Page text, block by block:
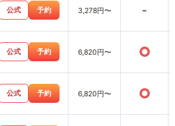
公式 予約 3,278円〜 -
公式 予約 6,820円〜 ○
公式 予約 6,820円〜 ○